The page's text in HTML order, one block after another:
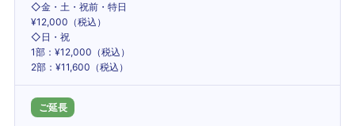
◇金・土・祝前・特日
¥12,000（税込）
◇日・祝
1部：¥12,000（税込）
2部：¥11,600（税込）
ご延長